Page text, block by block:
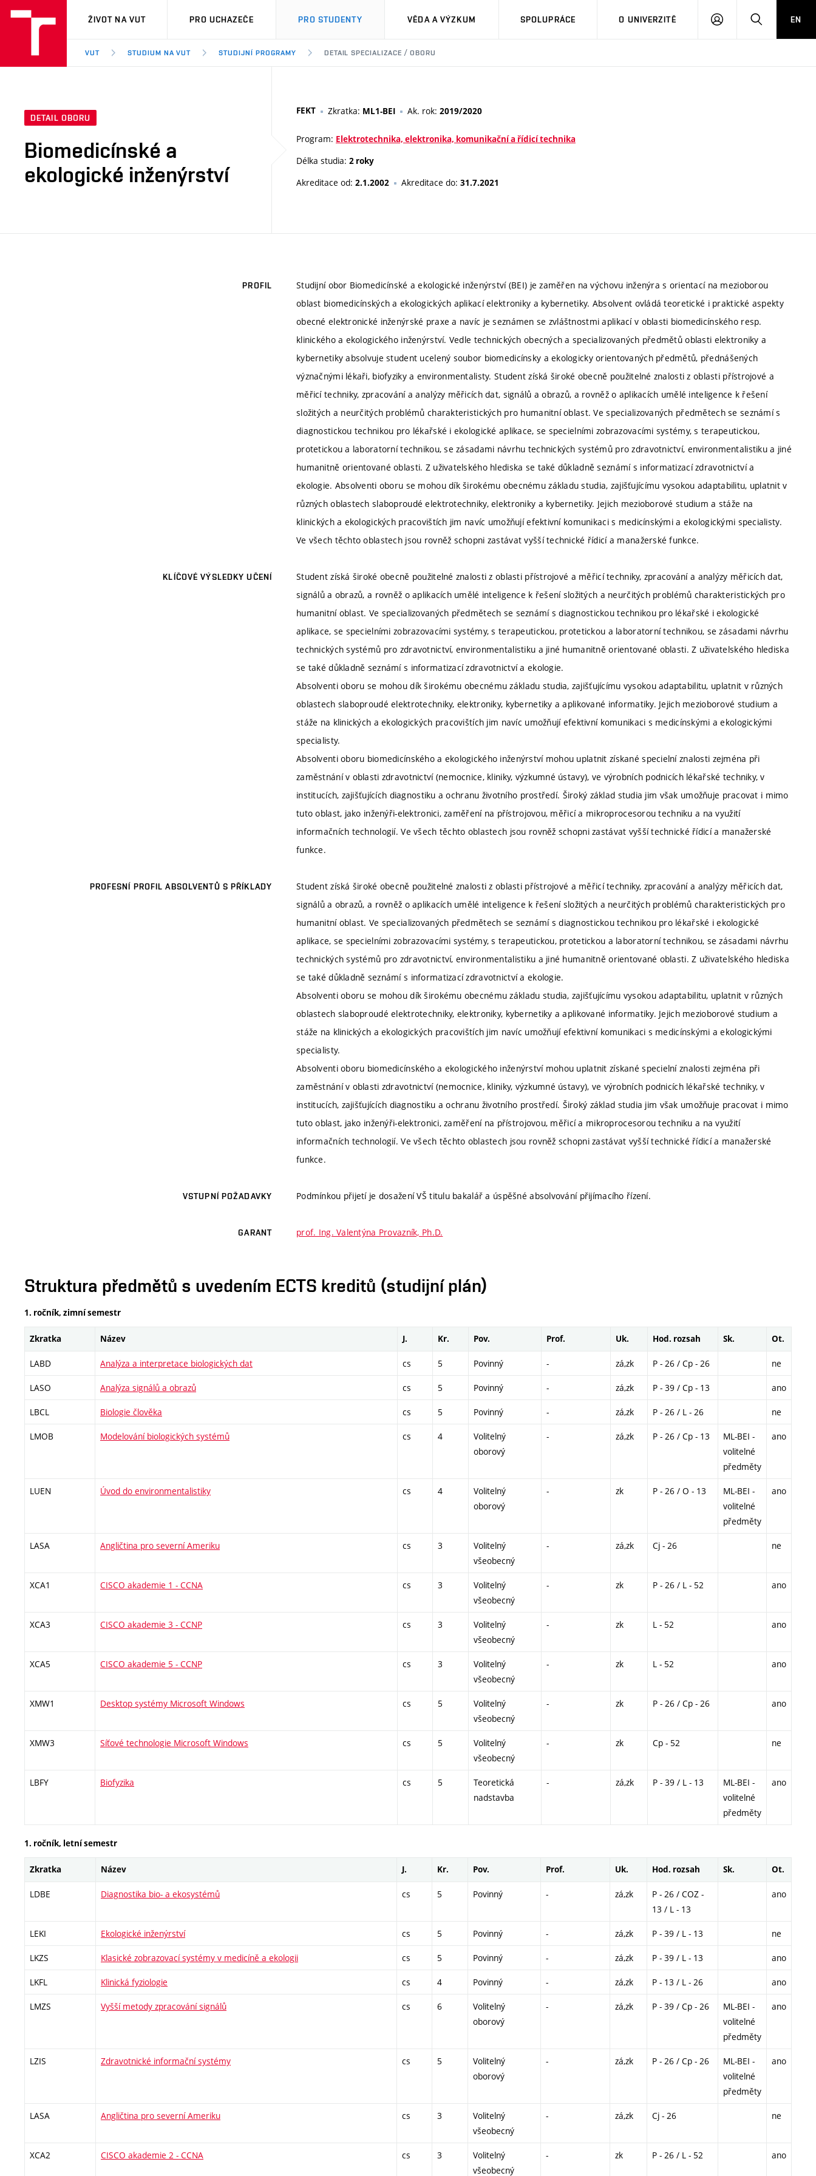
VUT
ŽIVOT NA VUT PRO UCHAZEČE PRO STUDENTY VĚDA A VÝZKUM SPOLUPRÁCE O UNIVERZITĚ
PŘIHLÁSIT HLEDATEN
VUT STUDIUM NA VUT STUDIJNÍ PROGRAMY DETAIL SPECIALIZACE / OBORU
DETAIL OBORU
Biomedicínské a
ekologické inženýrství
FEKT Zkratka: ML1-BEI Ak. rok: 2019/2020
Program: Elektrotechnika, elektronika, komunikační a řídicí technika
Délka studia: 2 roky
Akreditace od: 2.1.2002 Akreditace do: 31.7.2021
PROFIL
Studijní obor Biomedicínské a ekologické inženýrství (BEI) je zaměřen na výchovu inženýra s orientací na mezioborou
oblast biomedicínských a ekologických aplikací elektroniky a kybernetiky. Absolvent ovládá teoretické i praktické aspekty
obecné elektronické inženýrské praxe a navíc je seznámen se zvláštnostmi aplikací v oblasti biomedicínského resp.
klinického a ekologického inženýrství. Vedle technických obecných a specializovaných předmětů oblasti elektroniky a
kybernetiky absolvuje student ucelený soubor biomedicínsky a ekologicky orientovaných předmětů, přednášených
význačnými lékaři, biofyziky a environmentalisty. Student získá široké obecně použitelné znalosti z oblasti přístrojové a
měřicí techniky, zpracování a analýzy měřicích dat, signálů a obrazů, a rovněž o aplikacích umělé inteligence k řešení
složitých a neurčitých problémů charakteristických pro humanitní oblast. Ve specializovaných předmětech se seznámí s
diagnostickou technikou pro lékařské i ekologické aplikace, se specielními zobrazovacími systémy, s terapeutickou,
protetickou a laboratorní technikou, se zásadami návrhu technických systémů pro zdravotnictví, environmentalistiku a jiné
humanitně orientované oblasti. Z uživatelského hlediska se také důkladně seznámí s informatizací zdravotnictví a
ekologie. Absolventi oboru se mohou dík širokému obecnému základu studia, zajišťujícímu vysokou adaptabilitu, uplatnit v
různých oblastech slaboproudé elektrotechniky, elektroniky a kybernetiky. Jejich mezioborové studium a stáže na
klinických a ekologických pracovištích jim navíc umožňují efektivní komunikaci s medicínskými a ekologickými specialisty.
Ve všech těchto oblastech jsou rovněž schopni zastávat vyšší technické řídicí a manažerské funkce.
KLÍČOVÉ VÝSLEDKY UČENÍ
Student získá široké obecně použitelné znalosti z oblasti přístrojové a měřicí techniky, zpracování a analýzy měřicích dat,
signálů a obrazů, a rovněž o aplikacích umělé inteligence k řešení složitých a neurčitých problémů charakteristických pro
humanitní oblast. Ve specializovaných předmětech se seznámí s diagnostickou technikou pro lékařské i ekologické
aplikace, se specielními zobrazovacími systémy, s terapeutickou, protetickou a laboratorní technikou, se zásadami návrhu
technických systémů pro zdravotnictví, environmentalistiku a jiné humanitně orientované oblasti. Z uživatelského hlediska
se také důkladně seznámí s informatizací zdravotnictví a ekologie.
Absolventi oboru se mohou dík širokému obecnému základu studia, zajišťujícímu vysokou adaptabilitu, uplatnit v různých
oblastech slaboproudé elektrotechniky, elektroniky, kybernetiky a aplikované informatiky. Jejich mezioborové studium a
stáže na klinických a ekologických pracovištích jim navíc umožňují efektivní komunikaci s medicínskými a ekologickými
specialisty.
Absolventi oboru biomedicínského a ekologického inženýrství mohou uplatnit získané specielní znalosti zejména při
zaměstnání v oblasti zdravotnictví (nemocnice, kliniky, výzkumné ústavy), ve výrobních podnicích lékařské techniky, v
institucích, zajišťujících diagnostiku a ochranu životního prostředí. Široký základ studia jim však umožňuje pracovat i mimo
tuto oblast, jako inženýři-elektronici, zaměření na přístrojovou, měřicí a mikroprocesorou techniku a na využití
informačních technologií. Ve všech těchto oblastech jsou rovněž schopni zastávat vyšší technické řídicí a manažerské
funkce.
PROFESNÍ PROFIL ABSOLVENTŮ S PŘÍKLADY
Student získá široké obecně použitelné znalosti z oblasti přístrojové a měřicí techniky, zpracování a analýzy měřicích dat,
signálů a obrazů, a rovněž o aplikacích umělé inteligence k řešení složitých a neurčitých problémů charakteristických pro
humanitní oblast. Ve specializovaných předmětech se seznámí s diagnostickou technikou pro lékařské i ekologické
aplikace, se specielními zobrazovacími systémy, s terapeutickou, protetickou a laboratorní technikou, se zásadami návrhu
technických systémů pro zdravotnictví, environmentalistiku a jiné humanitně orientované oblasti. Z uživatelského hlediska
se také důkladně seznámí s informatizací zdravotnictví a ekologie.
Absolventi oboru se mohou dík širokému obecnému základu studia, zajišťujícímu vysokou adaptabilitu, uplatnit v různých
oblastech slaboproudé elektrotechniky, elektroniky, kybernetiky a aplikované informatiky. Jejich mezioborové studium a
stáže na klinických a ekologických pracovištích jim navíc umožňují efektivní komunikaci s medicínskými a ekologickými
specialisty.
Absolventi oboru biomedicínského a ekologického inženýrství mohou uplatnit získané specielní znalosti zejména při
zaměstnání v oblasti zdravotnictví (nemocnice, kliniky, výzkumné ústavy), ve výrobních podnicích lékařské techniky, v
institucích, zajišťujících diagnostiku a ochranu životního prostředí. Široký základ studia jim však umožňuje pracovat i mimo
tuto oblast, jako inženýři-elektronici, zaměření na přístrojovou, měřicí a mikroprocesorou techniku a na využití
informačních technologií. Ve všech těchto oblastech jsou rovněž schopni zastávat vyšší technické řídicí a manažerské
funkce.
VSTUPNÍ POŽADAVKY Podmínkou přijetí je dosažení VŠ titulu bakalář a úspěšné absolvování přijímacího řízení.
GARANT prof. Ing. Valentýna Provazník, Ph.D.
Struktura předmětů s uvedením ECTS kreditů (studijní plán)
1. ročník, zimní semestr
Zkratka Název J. Kr. Pov. Prof. Uk. Hod. rozsah Sk. Ot.
LABD Analýza a interpretace biologických dat cs 5 Povinný - zá,zk P - 26 / Cp - 26 ne
LASO Analýza signálů a obrazů cs 5 Povinný - zá,zk P - 39 / Cp - 13 ano
LBCL Biologie člověka cs 5 Povinný - zá,zk P - 26 / L - 26 ne
LMOB Modelování biologických systémů cs 4
Volitelný
oborový
- zá,zk P - 26 / Cp - 13
ML-BEI -
volitelné
předměty
ano
LUEN Úvod do environmentalistiky cs 4
Volitelný
oborový
- zk P - 26 / O - 13
ML-BEI -
volitelné
předměty
ano
LASA Angličtina pro severní Ameriku cs 3
Volitelný
všeobecný
- zá,zk Cj - 26 ne
XCA1 CISCO akademie 1 - CCNA cs 3
Volitelný
všeobecný
- zk P - 26 / L - 52 ano
XCA3 CISCO akademie 3 - CCNP cs 3
Volitelný
všeobecný
- zk L - 52 ano
XCA5 CISCO akademie 5 - CCNP cs 3
Volitelný
všeobecný
- zk L - 52 ano
XMW1 Desktop systémy Microsoft Windows cs 5
Volitelný
všeobecný
- zk P - 26 / Cp - 26 ano
XMW3 Síťové technologie Microsoft Windows cs 5
Volitelný
všeobecný
- zk Cp - 52 ne
LBFY Biofyzika cs 5
Teoretická
nadstavba
- zá,zk P - 39 / L - 13
ML-BEI -
volitelné
předměty
ano
1. ročník, letní semestr
Zkratka Název J. Kr. Pov. Prof. Uk. Hod. rozsah Sk. Ot.
LDBE Diagnostika bio- a ekosystémů cs 5 Povinný - zá,zk
P - 26 / COZ -
13 / L - 13
ano
LEKI Ekologické inženýrství cs 5 Povinný - zá,zk P - 39 / L - 13 ne
LKZS Klasické zobrazovací systémy v medicíně a ekologii cs 5 Povinný - zá,zk P - 39 / L - 13 ano
LKFL Klinická fyziologie cs 4 Povinný - zá,zk P - 13 / L - 26 ano
LMZS Vyšší metody zpracování signálů cs 6
Volitelný
oborový
- zá,zk P - 39 / Cp - 26
ML-BEI -
volitelné
předměty
ano
LZIS Zdravotnické informační systémy cs 5
Volitelný
oborový
- zá,zk P - 26 / Cp - 26
ML-BEI -
volitelné
předměty
ano
LASA Angličtina pro severní Ameriku cs 3
Volitelný
všeobecný
- zá,zk Cj - 26 ne
XCA2 CISCO akademie 2 - CCNA cs 3
Volitelný
všeobecný
- zk P - 26 / L - 52 ano